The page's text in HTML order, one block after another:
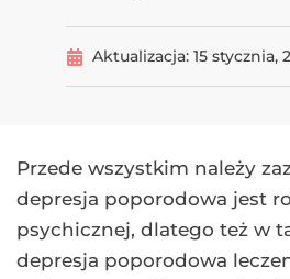
Aktualizacja: 15 stycznia,
Przede wszystkim należy
depresja poporodowa jest
psychicznej, dlatego też w
depresja poporodowa